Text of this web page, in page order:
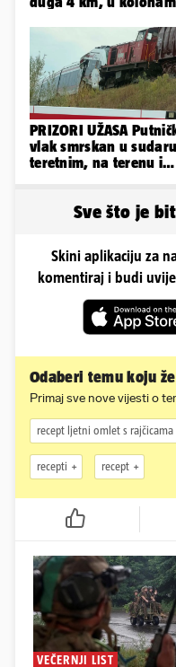
PRIZORI UŽASA
vlak smrskan u
teretnim, na terenu i
Sve što je
Skini aplikaciju za
komentiraj i budi
Odaberi temu koju
Primaj sve nove vijesti o
recept ljetni omlet s
recepti recept